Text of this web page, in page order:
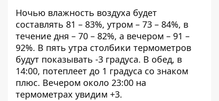
Ночью влажность воздуха будет
составлять 81 – 83%, утром – 73 – 84%, в
течение дня – 70 – 82%, а вечером – 91 –
92%. В пять утра столбики термометров
будут показывать -3 градуса. В обед, в
14:00, потеплеет до 1 градуса со знаком
плюс. Вечером около 23:00 на
термометрах увидим +3.